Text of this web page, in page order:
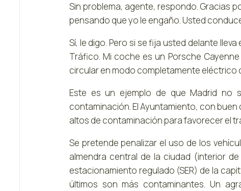
Sin problema, agente, respondo. Gracias
pensando que yo le engaño. Usted
Sí, le digo. Pero si se fija usted delante
Tráfico. Mi coche es un Porsche
circular en modo completamente eléctrico
Este es un ejemplo de que Madrid no
contaminación. El Ayuntamiento, con
altos de contaminación para favorecer el
Se pretende penalizar el uso de los
almendra central de la ciudad (interior
estacionamiento regulado (SER) de la
últimos son más contaminantes. Un